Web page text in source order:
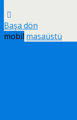
Başa dön
mobil masaüstü